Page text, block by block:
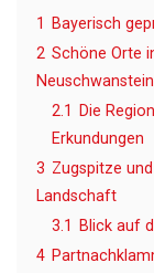
1
Bayerisch
2 Schöne Orte
Neuschwanstein
2.1
Die
Erkundungen
3 Zugspitze
Landschaft
3.1
Blick auf
4